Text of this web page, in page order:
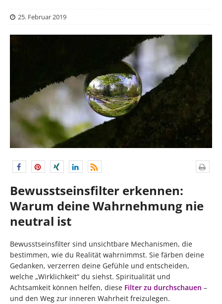
25. Februar 2019
Bewusstseinsfilter erkennen:
Warum deine Wahrnehmung nie
neutral ist
Bewusstseinsfilter sind unsichtbare Mechanismen, die
bestimmen, wie du Realität wahrnimmst. Sie färben deine
Gedanken, verzerren deine Gefühle und entscheiden,
welche „Wirklichkeit“ du siehst. Spiritualität und
Achtsamkeit können helfen, diese Filter zu durchschauen –
und den Weg zur inneren Wahrheit freizulegen.